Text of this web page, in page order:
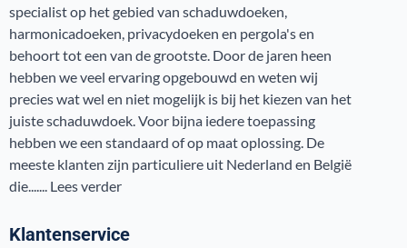
specialist op het gebied van schaduwdoeken,
harmonicadoeken, privacydoeken en pergola's en
behoort tot een van de grootste. Door de jaren heen
hebben we veel ervaring opgebouwd en weten wij
precies wat wel en niet mogelijk is bij het kiezen van het
juiste schaduwdoek. Voor bijna iedere toepassing
hebben we een standaard of op maat oplossing. De
meeste klanten zijn particuliere uit Nederland en België
die....... Lees verder
Klantenservice